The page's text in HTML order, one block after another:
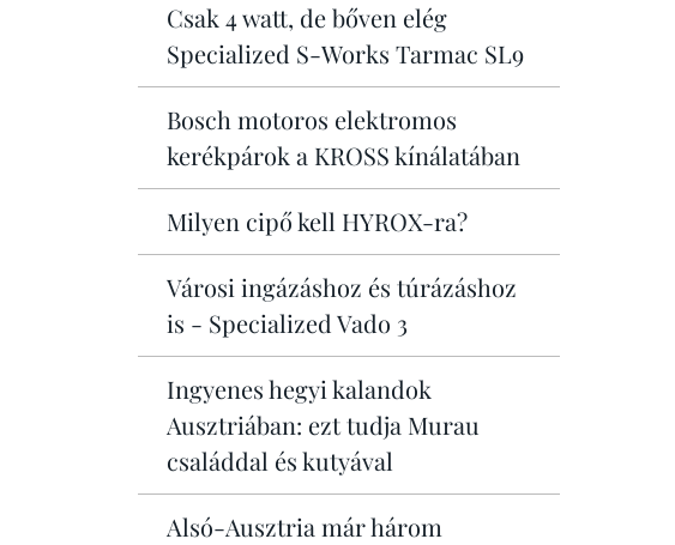
Csak 4 watt, de bőven elég
Specialized S-Works Tarmac SL9
Bosch motoros elektromos
kerékpárok a KROSS kínálatában
Milyen cipő kell HYROX-ra?
Városi ingázáshoz és túrázáshoz
is - Specialized Vado 3
Ingyenes hegyi kalandok
Ausztriában: ezt tudja Murau
családdal és kutyával
Alsó-Ausztria már három